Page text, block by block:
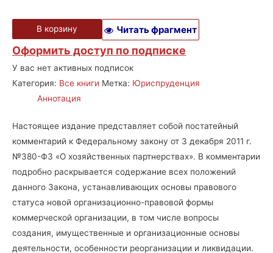
В корзину Читать фрагмент
Оформить доступ по подписке
У вас нет активных подписок
Категория: Все книги Метка: Юриспруденция
Аннотация
Настоящее издание представляет собой постатейный
комментарий к Федеральному закону от 3 декабря 2011 г.
№380-ФЗ «О хозяйственных партнерствах». В комментарии
подробно раскрывается содержание всех положений
данного Закона, устанавливающих основы правового
статуса новой организационно-правовой формы
коммерческой организации, в том числе вопросы
создания, имущественные и организационные основы
деятельности, особенности реорганизации и ликвидации.